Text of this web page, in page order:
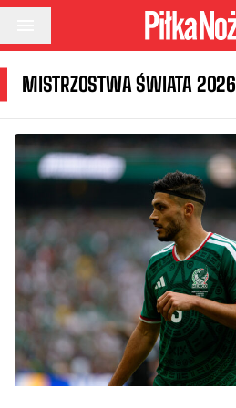
Przejdź do treści
MISTRZOSTWA ŚWIATA 2026